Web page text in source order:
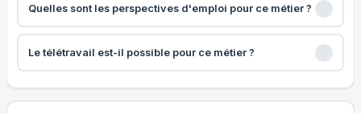
Quelles sont les perspectives d'emploi pour ce métier ?
Le télétravail est-il possible pour ce métier ?